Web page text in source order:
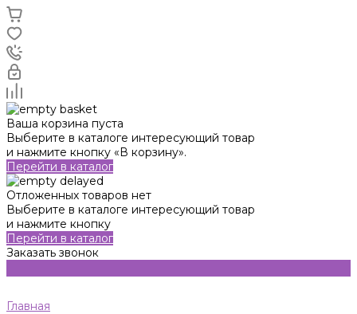
Ваша корзина пуста
Выберите в каталоге интересующий товар
и нажмите кнопку «В корзину».
Перейти в каталог
Отложенных товаров нет
Выберите в каталоге интересующий товар
и нажмите кнопку
Перейти в каталог
Заказать звонок
Главная